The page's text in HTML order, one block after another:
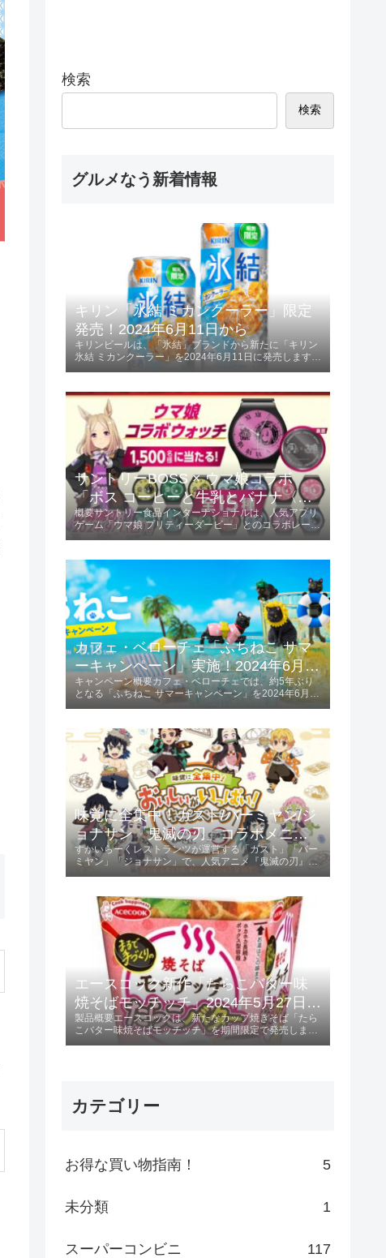
検索
検索
グルメなう新着情報
キリン「氷結 ミカンクーラー」限定
発売！2024年6月11日から
キリンビールは、「氷結」ブランドから新たに「キリン
氷結 ミカンクーラー」を2024年6月11日に発売します。
ます。商品の特長爽やかな味わい...
サントリーBOSS × ウマ娘コラボ
「ボス コーヒーと牛乳とバナナ〈ウ
マ娘デザイン〉」2024年6月4日発
売！
概要サントリー食品インターナショナルは、人気アプリ
ゲーム「ウマ娘 プリティーダービー」とのコラボレーシ
この商品は185g容量で、価格は税...
カフェ・ベローチェ「ふちねこ サマ
ーキャンペーン」実施！2024年6月10
日～8月18日
キャンペーン概要カフェ・ベローチェでは、約5年ぶり
となる「ふちねこ サマーキャンペーン」を2024年6月10
ントされます。キャンペーン参...
味覚に全集中！ガスト/バーミヤン/ジ
ョナサン「鬼滅の刃」コラボメニュ
ー発売 2024年5月23日 第1弾、6月13
日 第2弾
すかいらーくレストランツが運営する「ガスト」「バー
ミヤン」「ジョナサン」で、人気アニメ『鬼滅の刃』と
し、特典としてオリジナルクリア...
エースコック新作「たらこバター味
焼そばモッチッチ」2024年5月27日発
売！
製品概要エースコックは、新たなカップ焼きそば「たら
こバター味焼そばモッチッチ」を期間限定で発売しま
カテゴリー
お得な買い物指南！ 5
未分類 1
スーパーコンビニ 117